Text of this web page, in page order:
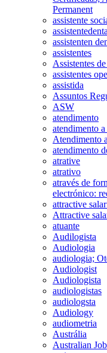
Permanent
assistente
assistenten
assistentes
Assistentes
assistentes
assistida
Assuntos
ASW
atendimento
atendimento
Atendimento
atendimento
atrative
atrativo
através de
electrónico:
attractive
Attractive
atuante
Audilogista
Audiologia
audiologia;
Audiologist
Audiologista
audiologistas
audiologsta
Audiology
audiometria
Austrália
Australian Job